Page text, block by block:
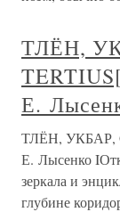
ТЛЁН,
Е.
ТЛЁН, УКБАР,
Е. Лысенко
зеркала и
глубине